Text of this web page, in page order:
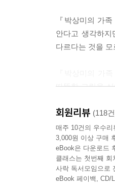
믿어. 넌 할 수
이 있어요. 제가
다.’ 이런 말을
야. 나는 어린 시
구나. 그동안 나
야겠어.” 나에게
부모님에게 직접
픈데 부모님은
『박상미의 가
안다고 생각하
다르다는 것을
따뜻한 그림을
독자들에게 도움
가족은 인간이
해서는 안 된다.
나아지고 싶다’
펼쳐보라고 권한
회원리뷰 (118
매주 10건의 우수
3,000원 이상 구매
eBook은 다운로드
클래스는 첫번째
사락 독서모임으로
eBook 페이백, CD/